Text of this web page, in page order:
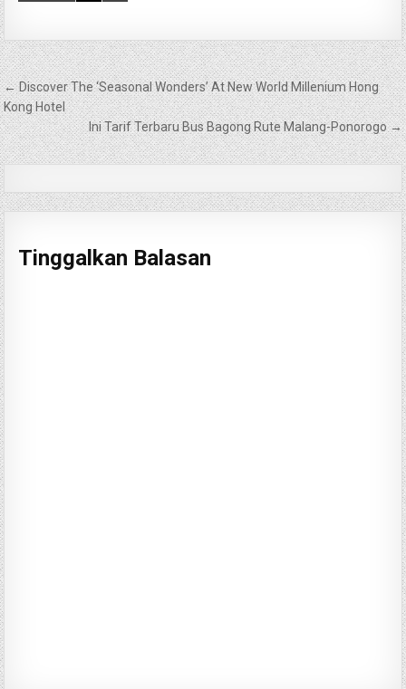
Navigasi
pos
← Discover The ‘Seasonal Wonders’ At New World Millenium Hong
Kong Hotel
Ini Tarif Terbaru Bus Bagong Rute Malang-Ponorogo →
Tinggalkan Balasan